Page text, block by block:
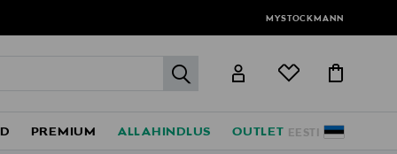
MYSTOCKMANN
label.header.go
EESTI
PREMIUM ALLAHINDLUS OUTLET